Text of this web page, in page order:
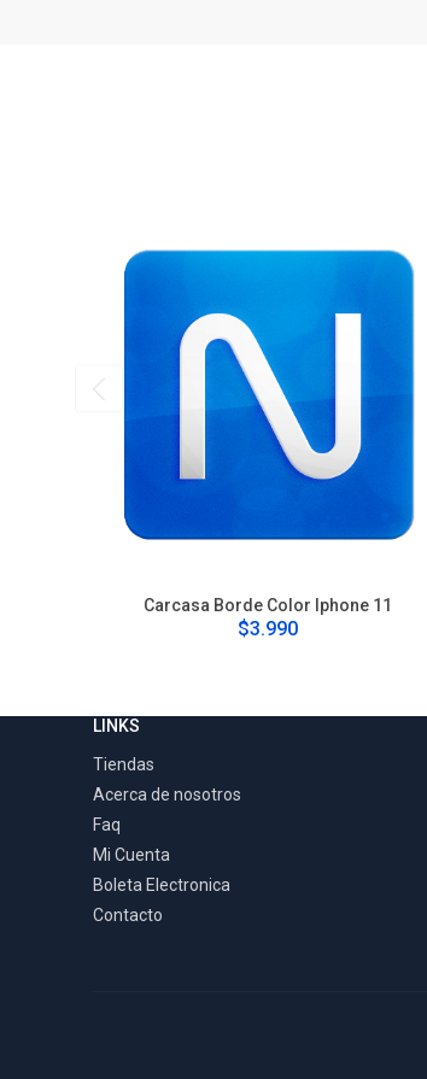
Carcasa Borde Color Iphone 11
$3.990
LINKS
Tiendas
Acerca de nosotros
Faq
Mi Cuenta
Boleta Electronica
Contacto